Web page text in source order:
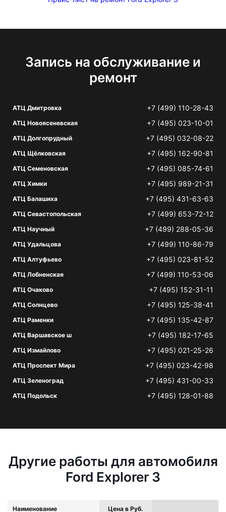
Запись на обслуживание и
ремонт
АТЦ Дмитровка +7 (499) 110-28-43
АТЦ Новоясеневская +7 (495) 023-10-01
АТЦ Долгопрудный +7 (495) 032-08-22
АТЦ Щёлковская +7 (495) 162-90-81
АТЦ Семеновская +7 (495) 085-74-61
АТЦ Химки +7 (495) 989-21-31
АТЦ Балашиха +7 (495) 431-63-63
АТЦ Севастопольская +7 (499) 653-72-12
АТЦ Научный +7 (499) 288-05-36
АТЦ Удальцова +7 (499) 110-86-79
АТЦ Алтуфьево +7 (495) 023-81-52
АТЦ Лобненская +7 (499) 110-53-06
АТЦ Очаково +7 (495) 152-31-11
АТЦ Солнцево +7 (495) 125-38-41
АТЦ Раменки +7 (495) 135-42-87
АТЦ Варшавское ш +7 (495) 182-17-65
АТЦ Измайлово +7 (495) 021-25-26
АТЦ Проспект Мира +7 (495) 023-42-98
АТЦ Зеленоград +7 (495) 431-00-33
АТЦ Подольск +7 (495) 128-01-88
Другие работы для автомобиля
Ford Explorer 3
Наименование Цена в Руб.